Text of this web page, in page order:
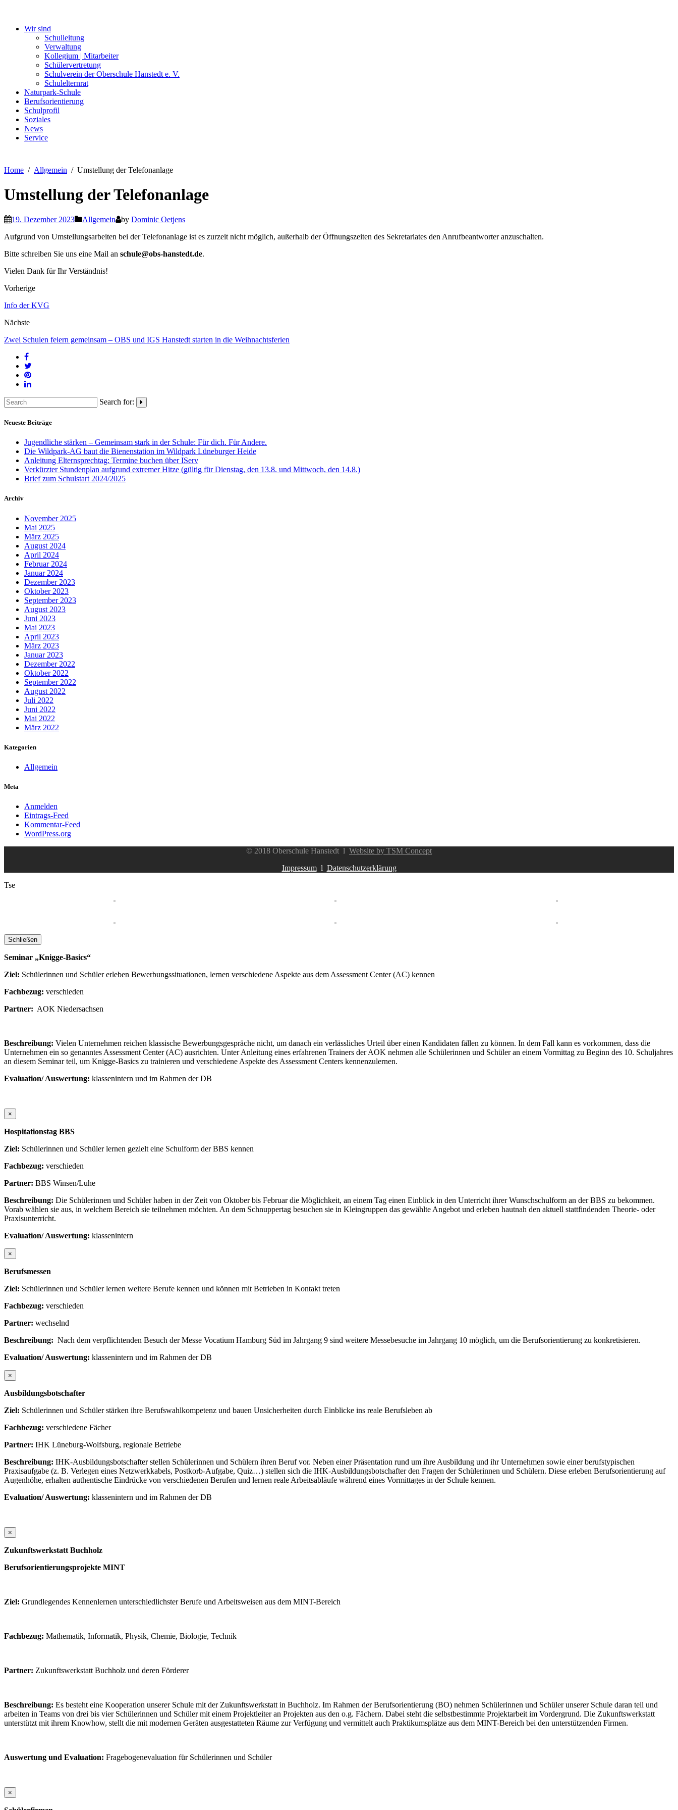
Wir sind
Schulleitung
Verwaltung
Kollegium | Mitarbeiter
Schülervertretung
Schulverein der Oberschule Hanstedt e. V.
Schulelternrat
Naturpark-Schule
Berufsorientierung
Schulprofil
Soziales
News
Service
Home Allgemein Umstellung der Telefonanlage
Umstellung der Telefonanlage
19. Dezember 2023 Allgemein by Dominic Oetjens
Aufgrund von Umstellungsarbeiten bei der Telefonanlage ist es zurzeit nicht möglich, außerhalb der Öffnungszeiten des Sekretariates den Anrufbeantworter anzuschalten.
Bitte schreiben Sie uns eine Mail an schule@obs-hanstedt.de.
Vielen Dank für Ihr Verständnis!
Vorherige
Info der KVG
Nächste
Zwei Schulen feiern gemeinsam – OBS und IGS Hanstedt starten in die Weihnachtsferien
Search for:
Neueste Beiträge
Jugendliche stärken – Gemeinsam stark in der Schule: Für dich. Für Andere.
Die Wildpark-AG baut die Bienenstation im Wildpark Lüneburger Heide
Anleitung Elternsprechtag: Termine buchen über IServ
Verkürzter Stundenplan aufgrund extremer Hitze (gültig für Dienstag, den 13.8. und Mittwoch, den 14.8.)
Brief zum Schulstart 2024/2025
Archiv
November 2025
Mai 2025
März 2025
August 2024
April 2024
Februar 2024
Januar 2024
Dezember 2023
Oktober 2023
September 2023
August 2023
Juni 2023
Mai 2023
April 2023
März 2023
Januar 2023
Dezember 2022
Oktober 2022
September 2022
August 2022
Juli 2022
Juni 2022
Mai 2022
März 2022
Kategorien
Allgemein
Meta
Anmelden
Eintrags-Feed
Kommentar-Feed
WordPress.org
© 2018 Oberschule Hanstedt l Website by TSM Concept
Impressuml Datenschutzerklärung
Tse
Schließen
Seminar „Knigge-Basics“
Ziel: Schülerinnen und Schüler erleben Bewerbungssituationen, lernen verschiedene Aspekte aus dem Assessment Center (AC) kennen
Fachbezug: verschieden
Partner: AOK Niedersachsen
Beschreibung: Vielen Unternehmen reichen klassische Bewerbungsgespräche nicht, um danach ein verlässliches Urteil über einen Kandidaten fällen zu können. In dem Fall kann es vorkommen, dass die
Unternehmen ein so genanntes Assessment Center (AC) ausrichten. Unter Anleitung eines erfahrenen Trainers der AOK nehmen alle Schülerinnen und Schüler an einem Vormittag zu Beginn des 10. Schuljahres
an diesem Seminar teil, um Knigge-Basics zu trainieren und verschiedene Aspekte des Assessment Centers kennenzulernen.
Evaluation/ Auswertung: klassenintern und im Rahmen der DB
×
Hospitationstag BBS
Ziel: Schülerinnen und Schüler lernen gezielt eine Schulform der BBS kennen
Fachbezug: verschieden
Partner: BBS Winsen/Luhe
Beschreibung: Die Schülerinnen und Schüler haben in der Zeit von Oktober bis Februar die Möglichkeit, an einem Tag einen Einblick in den Unterricht ihrer Wunschschulform an der BBS zu bekommen.
Vorab wählen sie aus, in welchem Bereich sie teilnehmen möchten. An dem Schnuppertag besuchen sie in Kleingruppen das gewählte Angebot und erleben hautnah den aktuell stattfindenden Theorie- oder
Praxisunterricht.
Evaluation/ Auswertung: klassenintern
×
Berufsmessen
Ziel: Schülerinnen und Schüler lernen weitere Berufe kennen und können mit Betrieben in Kontakt treten
Fachbezug: verschieden
Partner: wechselnd
Beschreibung: Nach dem verpflichtenden Besuch der Messe Vocatium Hamburg Süd im Jahrgang 9 sind weitere Messebesuche im Jahrgang 10 möglich, um die Berufsorientierung zu konkretisieren.
Evaluation/ Auswertung: klassenintern und im Rahmen der DB
×
Ausbildungsbotschafter
Ziel: Schülerinnen und Schüler stärken ihre Berufswahlkompetenz und bauen Unsicherheiten durch Einblicke ins reale Berufsleben ab
Fachbezug: verschiedene Fächer
Partner: IHK Lüneburg-Wolfsburg, regionale Betriebe
Beschreibung: IHK-Ausbildungsbotschafter stellen Schülerinnen und Schülern ihren Beruf vor. Neben einer Präsentation rund um ihre Ausbildung und ihr Unternehmen sowie einer berufstypischen
Praxisaufgabe (z. B. Verlegen eines Netzwerkkabels, Postkorb-Aufgabe, Quiz…) stellen sich die IHK-Ausbildungsbotschafter den Fragen der Schülerinnen und Schülern. Diese erleben Berufsorientierung auf
Augenhöhe, erhalten authentische Eindrücke von verschiedenen Berufen und lernen reale Arbeitsabläufe während eines Vormittages in der Schule kennen.
Evaluation/ Auswertung: klassenintern und im Rahmen der DB
×
Zukunftswerkstatt Buchholz
Berufsorientierungsprojekte MINT
Ziel: Grundlegendes Kennenlernen unterschiedlichster Berufe und Arbeitsweisen aus dem MINT-Bereich
Fachbezug: Mathematik, Informatik, Physik, Chemie, Biologie, Technik
Partner: Zukunftswerkstatt Buchholz und deren Förderer
Beschreibung: Es besteht eine Kooperation unserer Schule mit der Zukunftswerkstatt in Buchholz. Im Rahmen der Berufsorientierung (BO) nehmen Schülerinnen und Schüler unserer Schule daran teil und
arbeiten in Teams von drei bis vier Schülerinnen und Schüler mit einem Projektleiter an Projekten aus den o.g. Fächern. Dabei steht die selbstbestimmte Projektarbeit im Vordergrund. Die Zukunftswerkstatt
unterstützt mit ihrem Knowhow, stellt die mit modernen Geräten ausgestatteten Räume zur Verfügung und vermittelt auch Praktikumsplätze aus dem MINT-Bereich bei den unterstützenden Firmen.
Auswertung und Evaluation: Fragebogenevaluation für Schülerinnen und Schüler
×